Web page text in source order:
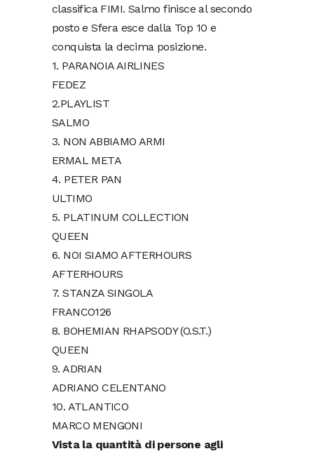
classifica FIMI. Salmo finisce al secondo
posto e Sfera esce dalla Top 10 e
conquista la decima posizione.
1. PARANOIA AIRLINES
FEDEZ
2.PLAYLIST
SALMO
3. NON ABBIAMO ARMI
ERMAL META
4. PETER PAN
ULTIMO
5. PLATINUM COLLECTION
QUEEN
6. NOI SIAMO AFTERHOURS
AFTERHOURS
7. STANZA SINGOLA
FRANCO126
8. BOHEMIAN RHAPSODY (O.S.T.)
QUEEN
9. ADRIAN
ADRIANO CELENTANO
10. ATLANTICO
MARCO MENGONI
Vista la quantità di persone agli